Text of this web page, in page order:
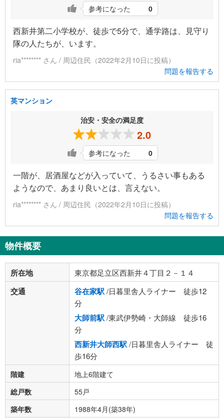
参考になった 0
西新井第二小学校が、徒歩で5分で、通学路は、見守り
隊の人たちが、います。
ria******** さん / 周辺住民（2022年2月10日に投稿）
問題を報告する
英マンション
治安・安全の満足度
2.0
参考になった 0
一階が、居酒屋などが入っていて、うるさい事もある
ようなので、あまり良いとは、言えない。
ria******** さん / 周辺住民（2022年2月10日に投稿）
問題を報告する
物件概要
所在地 東京都足立区西新井４丁目２－１４
交通 谷在家駅/日暮里舎人ライナー 徒歩12
分
大師前駅/東武伊勢崎・大師線 徒歩16
分
西新井大師西駅/日暮里舎人ライナー 徒
歩16分
階建
地上6階建て
総戸数
55戸
築年数
1988年4月(築38年)